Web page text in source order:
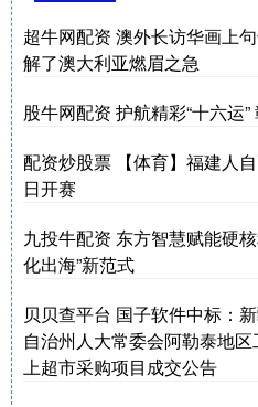
超牛网配资 澳外长访华画上
解了澳大利亚燃眉之急
股牛网配资 护航精彩“十六运
配资炒股票 【体育】福建人
日开赛
九投牛配资 东方智慧赋能硬
化出海”新范式
贝贝查平台 国子软件中标：
自治州人大常委会阿勒泰地
上超市采购项目成交公告